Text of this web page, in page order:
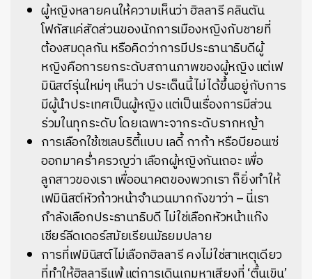
ผู้หญิงหลายคนให้ความเห็นว่า ฮิลลารี คลินตัน
โฟกัสแค่สัดส่วนของนักการเมืองหญิงกับชายที่
ต้องสมดุลกัน หรือคิดว่าการมีประธานาธิบดีผู้
หญิงคือการยกระดับสถานภาพของผู้หญิง แต่เฟ
มินิสต์รุ่นใหม่ๆ เห็นว่า ประเด็นนี้ไม่ได้ขึ้นอยู่กับการ
มีผู้นำประเทศเป็นผู้หญิง แต่เป็นเรื่องการมีส่วน
ร่วมในทุกระดับ โดยเฉพาะจากระดับรากหญ้า
การเลือกใช้เซเลบริตี้แบบ เลดี้ กาก้า หรือบียอนเซ่
ออกมาคร่ำครวญว่า เลือกผู้หญิงกันเถอะ เพื่อ
ลูกสาวของเรา เพื่ออนาคตของพวกเรา ก็ยิ่งทำให้
เฟมินิสต์หัวก้าวหน้าจำนวนมากกังขาว่า – นี่เรา
กำลังเลือกประธานาธิบดี ไม่ใช่เลือกหัวหน้าแก๊ง
เชียร์ลีดเดอร์สมัยเรียนมัธยมปลาย
การที่เฟมินิสต์ไม่เลือกฮิลลารี คงไม่ใช่สาเหตุเดียว
ที่ทำให้ฮิลลารีแพ้ แต่การเดินเกมหาเสียงที่ ‘ตื้นเขิน’